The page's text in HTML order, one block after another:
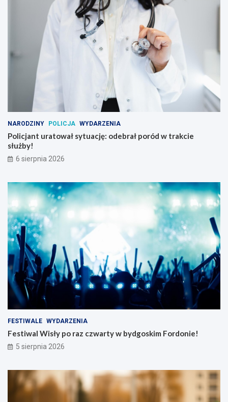
NARODZINY POLICJA WYDARZENIA
Policjant uratował sytuację: odebrał poród w trakcie
służby!
6 sierpnia 2026
FESTIWALE WYDARZENIA
Festiwal Wisły po raz czwarty w bydgoskim Fordonie!
5 sierpnia 2026